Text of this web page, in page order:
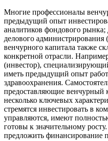
Многие профессионалы
предыдущий опыт
аналитиков фондового рынка;
делового
венчурного капитала также
конкретной отрасли.
(инвестор),
иметь предыдущий опыт
здравоохранения.
предоставляющие венчурный
несколько ключевых
стремятся инвестировать в
управляются, имеют
готовы к значительному
предложить финансирование